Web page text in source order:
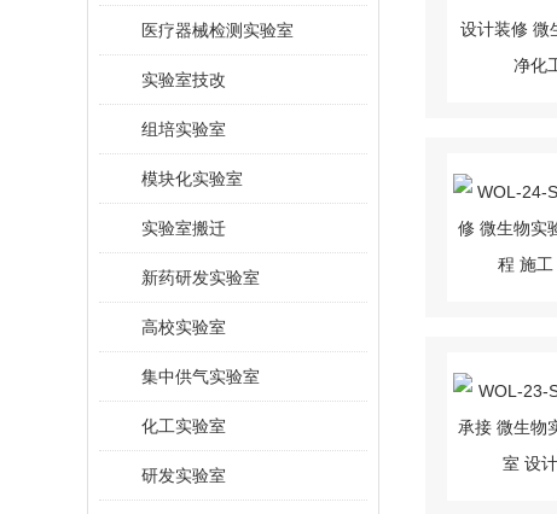
医疗器械检测实验室
实验室技改
组培实验室
模块化实验室
实验室搬迁
新药研发实验室
高校实验室
集中供气实验室
化工实验室
研发实验室